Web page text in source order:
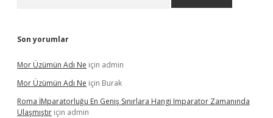
Son yorumlar
Mor Üzümün Adı Ne için admin
Mor Üzümün Adı Ne için Burak
Roma İMparatorluğu En Geniş Sınırlara Hangi Imparator Zamanında
Ulaşmıştır için admin